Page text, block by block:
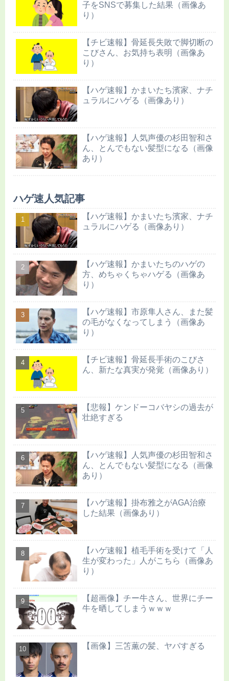
子をSNSで募集した結果（画像あ
り）
【チビ速報】骨延長失敗で脚切断の
こびさん、お気持ち表明（画像あ
り）
【ハゲ速報】かまいたち濱家、ナチ
ュラルにハゲる（画像あり）
【ハゲ速報】人気声優の杉田智和さ
ん、とんでもない髪型になる（画像
あり）
ハゲ速人気記事
【ハゲ速報】かまいたち濱家、ナチ
ュラルにハゲる（画像あり）
【ハゲ速報】かまいたちのハゲの
方、めちゃくちゃハゲる（画像あ
り）
【ハゲ速報】市原隼人さん、また髪
の毛がなくなってしまう（画像あ
り）
【チビ速報】骨延長手術のこびさ
ん、新たな真実が発覚（画像あり）
【悲報】ケンドーコバヤシの過去が
壮絶すぎる
【ハゲ速報】人気声優の杉田智和さ
ん、とんでもない髪型になる（画像
あり）
【ハゲ速報】掛布雅之がAGA治療
した結果（画像あり）
【ハゲ速報】植毛手術を受けて「人
生が変わった」人がこちら（画像あ
り）
【超画像】チー牛さん、世界にチー
牛を晒してしまうｗｗｗ
【画像】三笘薫の髪、ヤバすぎる